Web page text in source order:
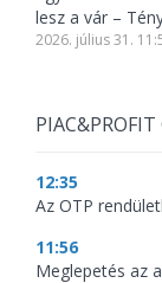
lesz a vár –
2026. július 31.
PIAC&PROFIT
12:35
Az OTP
11:56
Meglepetés az